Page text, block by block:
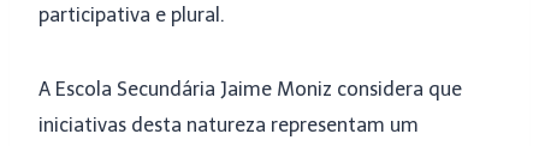
participativa e plural.
A Escola Secundária Jaime Moniz considera que
iniciativas desta natureza representam um